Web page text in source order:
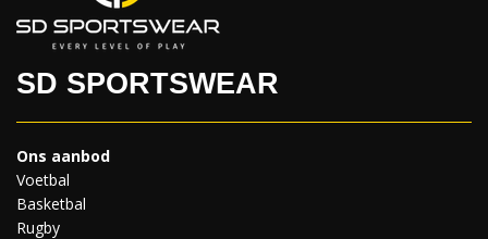
SD SPORTSWEAR
Ons aanbod
Voetbal
Basketbal
Rugby